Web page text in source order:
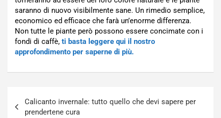
saranno di nuovo visibilmente sane. Un rimedio semplice,
economico ed efficace che farà un’enorme differenza.
Non tutte le piante però possono essere concimate con i
fondi di caffè, ti basta leggere qui il nostro
approfondimento per saperne di più.
articoli
Calicanto invernale: tutto quello che devi sapere per
prendertene cura